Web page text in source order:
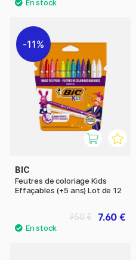
11%
BIC
Feutres de coloriage Kids
Effaçables (+5 ans) Lot de 12
7.60 €
9.50 €